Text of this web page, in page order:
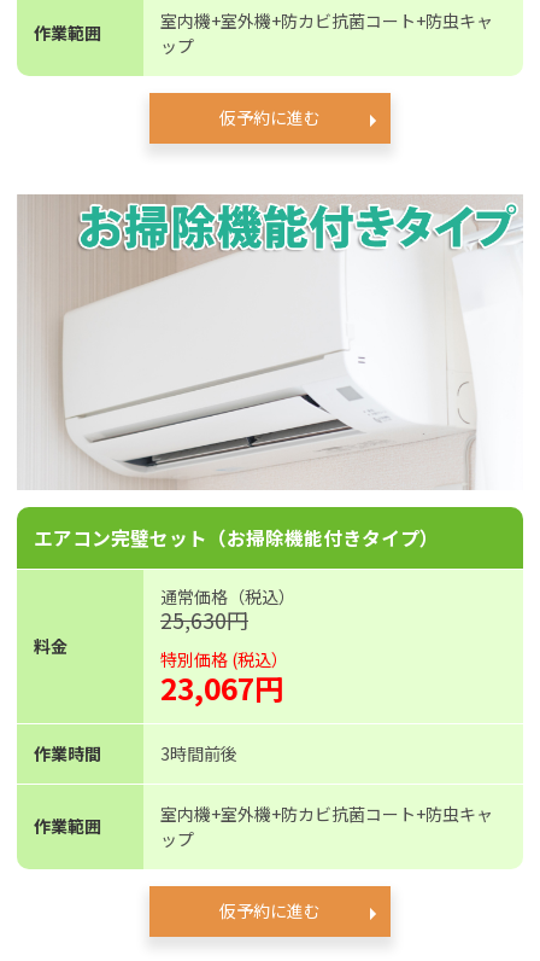
作業範囲
室内機+室外機+防カビ抗菌コート+防虫キャ
ップ
仮予約に進む
エアコン完璧セット（お掃除機能付きタイプ）
料金
通常価格（税込）
25,630円
特別価格 (税込）
23,067円
作業時間 3時間前後
作業範囲
室内機+室外機+防カビ抗菌コート+防虫キャ
ップ
仮予約に進む